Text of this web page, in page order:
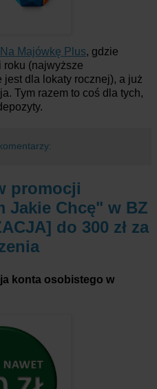
Na Majówkę Plus, gdzie
roku (najwyższe
dla lokaty rocznej), a już
Tym razem to coś dla tych,
promocji
Jakie Chcę" w BZ
do 300 zł za
konta osobistego w